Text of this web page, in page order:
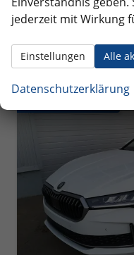
Verbrauch
CO -Klasse:E
2
jederzeit mit Wirkung
Alle
Einstellungen
Datenschutzerklärung